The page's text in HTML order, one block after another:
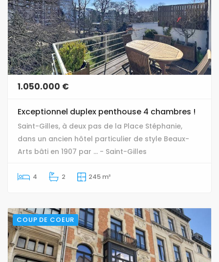
1.050.000 €
Exceptionnel duplex penthouse 4 chambres !
Saint-Gilles, à deux pas de la Place Stéphanie,
dans un ancien hôtel particulier de style Beaux-
Arts bâti en 1907 par ... - Saint-Gilles
4 2 245 m²
COUP DE COEUR